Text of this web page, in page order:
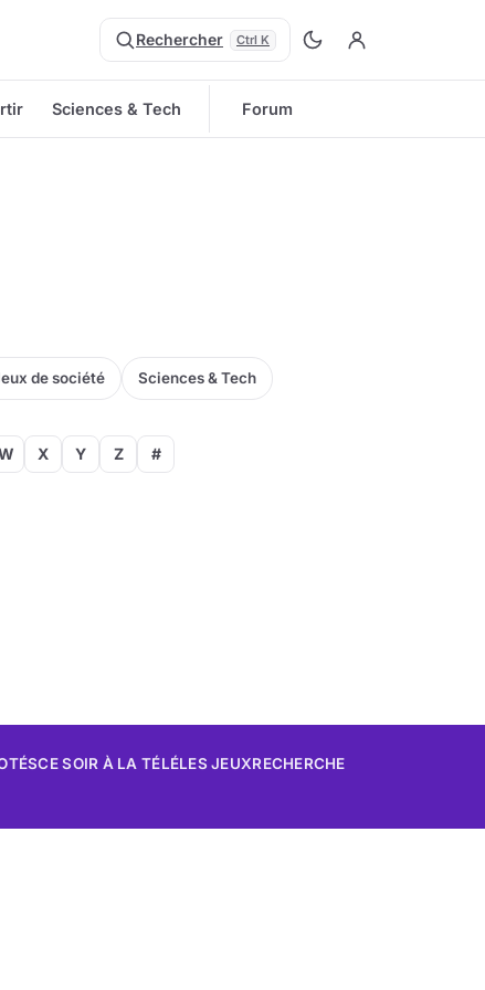
Rechercher Ctrl K
Sciences & Tech Forum
de société Sciences & Tech
X Y Z #
CE SOIR À LA TÉLÉLES JEUXRECHERCHE